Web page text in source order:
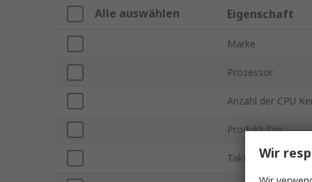
Alle auswählen Eigenschaft
Marke
Prozessor
Anzahl der CPU
Produkt Typ
TaktrateWir